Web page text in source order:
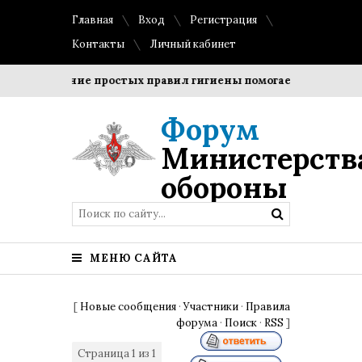
Главная Вход
Регистрация
Контакты
Личный кабинет
Соблюдение простых правил гигиены помогает
Форум
обороны
МЕНЮ САЙТА
[ Новые сообщения ·Участники · Правила
форума · Поиск · RSS ]
Страница1 из 1